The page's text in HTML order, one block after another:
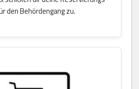
den Behördengang zu.